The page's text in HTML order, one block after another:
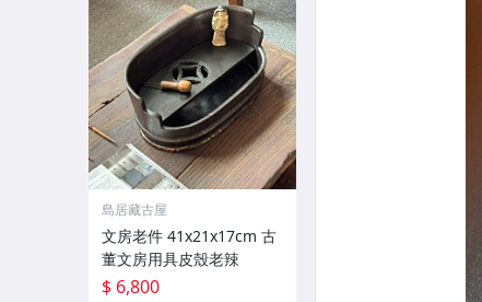
島居藏古屋
文房老件 41x21x17cm 古
董文房用具皮殼老辣
$ 6,800